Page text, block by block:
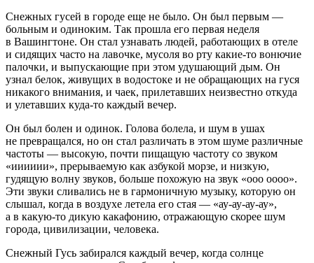
Снежных гусей в городе еще не было. Он был первым —
больным и одиноким. Так прошла его первая неделя
в Вашингтоне. Он стал узнавать людей, работающих в отеле
и сидящих часто на лавочке, мусоля во рту какие-то вонючие
палочки, и выпускающие при этом удушающий дым. Он
узнал белок, живущих в водостоке и не обращающих на гуся
никакого внимания, и чаек, прилетавших неизвестно откуда
и улетавших куда-то каждый вечер.
Он был болен и одинок. Голова болела, и шум в ушах
не превращался, но он стал различать в этом шуме различные
частоты — высокую, почти пищащую частоту со звуком
«ииииии», прерываемую как азбукой морзе, и низкую,
гудящую волну звуков, больше похожую на звук «ооо оооо».
Эти звуки сливались не в гармоничную музыку, которую он
слышал, когда в воздухе летела его стая — «ау-ау-ау-ау»,
а в какую-то дикую какафонию, отражающую скорее шум
города, цивилизации, человека.
Снежный Гусь забирался каждый вечер, когда солнце